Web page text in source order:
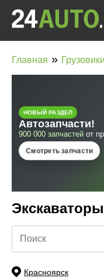
Главная »
Красноярск